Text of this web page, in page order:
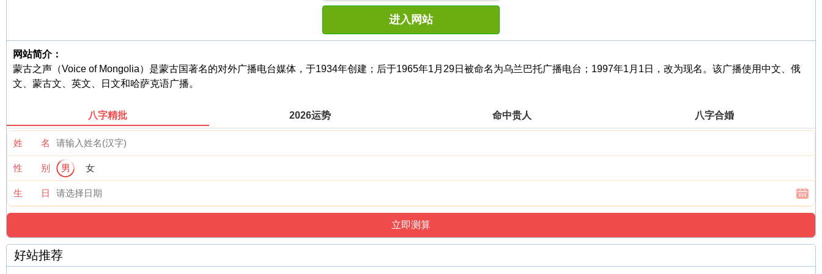
进入网站
网站简介：
蒙古之声（Voice of Mongolia）是蒙古国著名的对外广播电台媒体，于1934年创建；后于1965年1月29日被命名为乌兰巴托广播电台；1997年1月1日，改为现名。该广播使用中文、俄
文、蒙古文、英文、日文和哈萨克语广播。
八字精批 2026运势 命中贵人 八字合婚
姓 名
性 别 男 女
生 日
好站推荐